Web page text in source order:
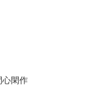
閑作